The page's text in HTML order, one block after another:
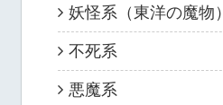
妖怪系（東洋の魔物）
不死系
悪魔系